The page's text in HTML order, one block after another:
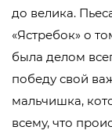
до велика.
«Ястребок» о
была делом
победу свой
мальчишка,
всему, что